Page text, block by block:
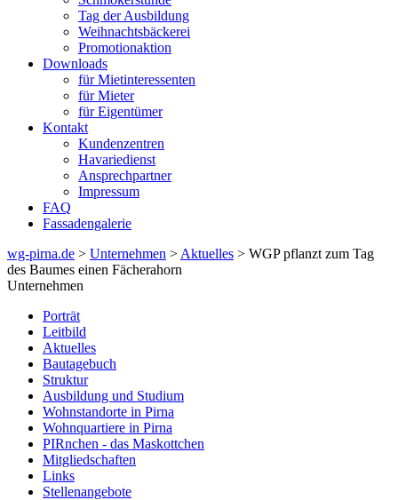
Tag der Ausbildung
Weihnachtsbäckerei
Promotionaktion
Downloads
für Mietinteressenten
für Mieter
für Eigentümer
Kontakt
Kundenzentren
Havariedienst
Ansprechpartner
Impressum
FAQ
Fassadengalerie
wg-pirna.de > Unternehmen > Aktuelles > WGP pflanzt zum Tag
des Baumes einen Fächerahorn
Unternehmen
Porträt
Leitbild
Aktuelles
Bautagebuch
Struktur
Ausbildung und Studium
Wohnstandorte in Pirna
Wohnquartiere in Pirna
PIRnchen - das Maskottchen
Mitgliedschaften
Links
Stellenangebote